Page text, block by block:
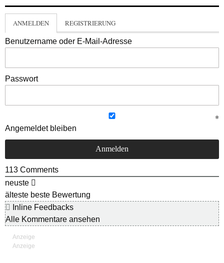
ANMELDEN REGISTRIERUNG
Benutzername oder E-Mail-Adresse
Passwort
Angemeldet bleiben
113 Comments
neuste
älteste beste Bewertung
Inline Feedbacks
Alle Kommentare ansehen